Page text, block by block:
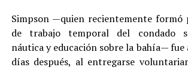
Simpson —quien recientemente
de trabajo temporal del condado
náutica y educación sobre la bahía— fue
días después, al entregarse